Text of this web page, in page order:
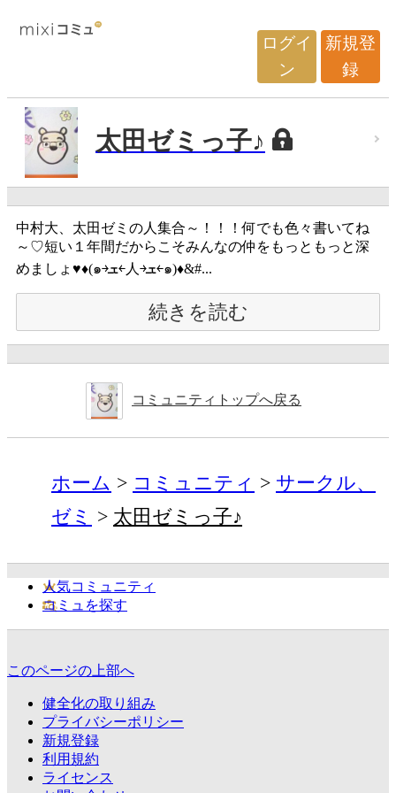
ログイ
ン
新規登
録
太田ゼミっ子♪
中村大、太田ゼミの人集合～！！！何でも色々書いてね
～♡短い１年間だからこそみんなの仲をもっともっと深
めましょ♥♦(๑￫ܫ￩人￫ܫ￩๑)♦&#...
続きを読む
コミュニティトップへ戻る
ホーム コミュニティ
サークル、
ゼミ
太田ゼミっ子♪
人気コミュニティ
コミュを探す
このページの上部へ
健全化の取り組み
プライバシーポリシー
新規登録
利用規約
ライセンス